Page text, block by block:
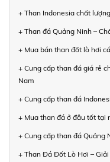
+ Than Indonesia chất
+ Than đá Quảng Ninh –
+ Mua bán than đốt lò hơi
+ Cung cấp than đá giá rẻ
Nam
+ Cung cấp than đá
+ Mua than đá ở đâu tốt tại
+ Cung cấp than đá Quảng
+ Than Đá Đốt Lò Hơi –